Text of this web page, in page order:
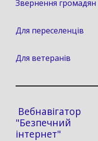
Звернення громадян
Для переселенців
Для ветеранів
Вебнавігатор
"Безпечний
інтернет"